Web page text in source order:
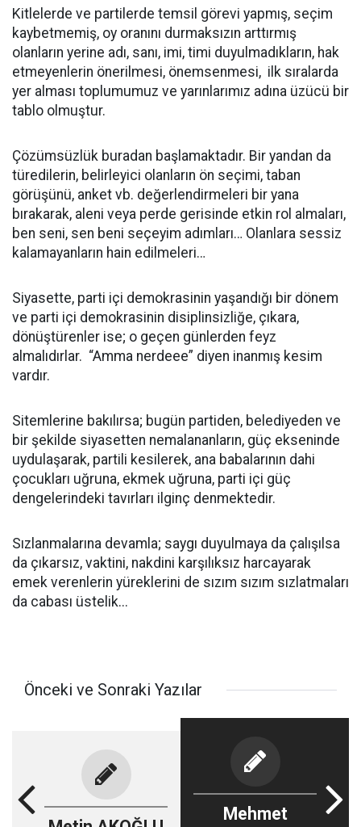
Kitlelerde ve partilerde temsil görevi yapmış, seçim
kaybetmemiş, oy oranını durmaksızın arttırmış
olanların yerine adı, sanı, imi, timi duyulmadıkların, hak
etmeyenlerin önerilmesi, önemsenmesi, ilk sıralarda
yer alması toplumumuz ve yarınlarımız adına üzücü bir
tablo olmuştur.
Çözümsüzlük buradan başlamaktadır. Bir yandan da
türedilerin, belirleyici olanların ön seçimi, taban
görüşünü, anket vb. değerlendirmeleri bir yana
bırakarak, aleni veya perde gerisinde etkin rol almaları,
ben seni, sen beni seçeyim adımları… Olanlara sessiz
kalamayanların hain edilmeleri…
Siyasette, parti içi demokrasinin yaşandığı bir dönem
ve parti içi demokrasinin disiplinsizliğe, çıkara,
dönüştürenler ise; o geçen günlerden feyz
almalıdırlar. “Amma nerdeee” diyen inanmış kesim
vardır.
Sitemlerine bakılırsa; bugün partiden, belediyeden ve
bir şekilde siyasetten nemalananların, güç ekseninde
uydulaşarak, partili kesilerek, ana babalarının dahi
çocukları uğruna, ekmek uğruna, parti içi güç
dengelerindeki tavırları ilginç denmektedir.
Sızlanmalarına devamla; saygı duyulmaya da çalışılsa
da çıkarsız, vaktini, nakdini karşılıksız harcayarak
emek verenlerin yüreklerini de sızım sızım sızlatmaları
da cabası üstelik...
Önceki ve Sonraki Yazılar
Mehmet